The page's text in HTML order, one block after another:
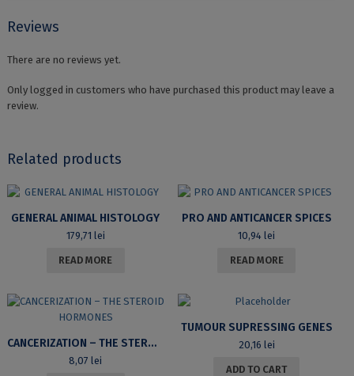
Reviews
There are no reviews yet.
Only logged in customers who have purchased this product may leave a
review.
Related products
GENERAL ANIMAL HISTOLOGY
179,71 lei
READ MORE
PRO AND ANTICANCER SPICES
10,94 lei
READ MORE
CANCERIZATION – THE STEROID HORMONES
8,07 lei
TUMOUR SUPRESSING GENES
20,16 lei
ADD TO CART